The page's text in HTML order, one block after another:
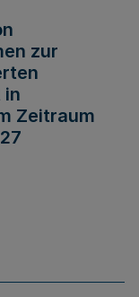
zur
in
Zeitraum